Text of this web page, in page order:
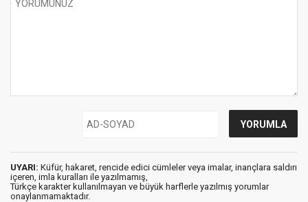
UYARI: Küfür, hakaret, rencide edici cümleler veya imalar, inançlara saldırı
içeren, imla kuralları ile yazılmamış,
Türkçe karakter kullanılmayan ve büyük harflerle yazılmış yorumlar
onaylanmamaktadır.